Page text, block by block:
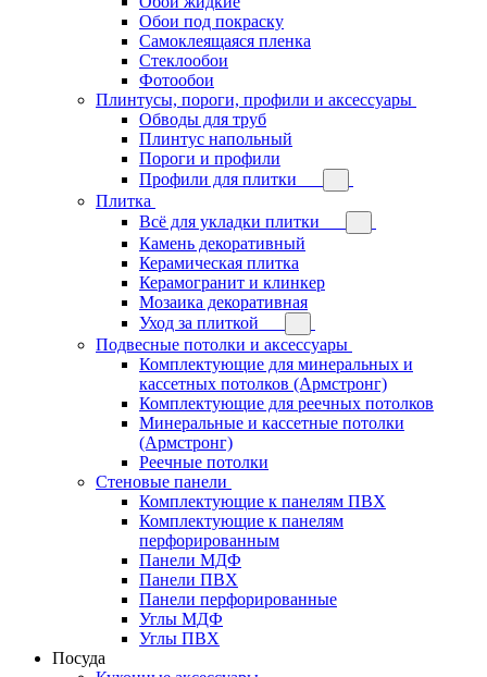
Обои под покраску
Самоклеящаяся пленка
Стеклообои
Фотообои
Плинтусы, пороги, профили и аксессуары
Обводы для труб
Плинтус напольный
Пороги и профили
Профили для плитки
Плитка
Всё для укладки плитки
Камень декоративный
Керамическая плитка
Керамогранит и клинкер
Мозаика декоративная
Уход за плиткой
Подвесные потолки и аксессуары
Комплектующие для минеральных и
кассетных потолков (Армстронг)
Комплектующие для реечных потолков
Минеральные и кассетные потолки
(Армстронг)
Реечные потолки
Стеновые панели
Комплектующие к панелям ПВХ
Комплектующие к панелям
перфорированным
Панели МДФ
Панели ПВХ
Панели перфорированные
Углы МДФ
Углы ПВХ
Посуда